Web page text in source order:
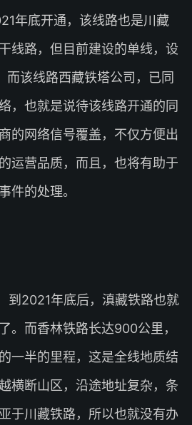
年底开通，该线路也是川藏
线路，但目前建设的单线，设
而该线路西藏铁塔公司，已同
，也就是说待该线路开通的同
的网络信号覆盖，不仅方便出
运营品质，而且，也将有助于
件的处理。
到2021年底后，滇藏铁路也就
。而香林铁路长达900公里，
一半的里程，这是全线地质结
横断山区，沿途地址复杂，条
于川藏铁路，所以也就没有办